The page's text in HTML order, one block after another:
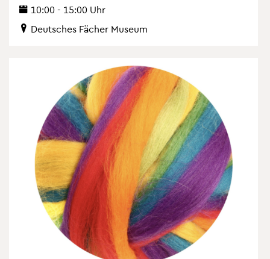
10:00 - 15:00 Uhr
Deut­sches Fä­cher Mu­se­um